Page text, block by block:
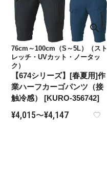
76cm～100cm（S～5L）（スト
レッチ・UVカット・ノータッ
ク）
【674シリーズ】[春夏用]作
業ハーフカーゴパンツ（接
触冷感） [KURO-356742]
¥4,015〜¥4,147